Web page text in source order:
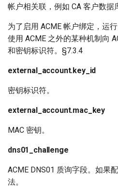
帐户相关联，例如 CA 客户数据
为了启用 ACME 帐户绑定，运
使用 ACME 之外的某种机制向
和密钥标识符。§7.3.4
external_account.key_id
密钥标识符。
external_account.mac_key
MAC 密钥。
dns01_challenge
ACME DNS01 质询字段。如果
法。